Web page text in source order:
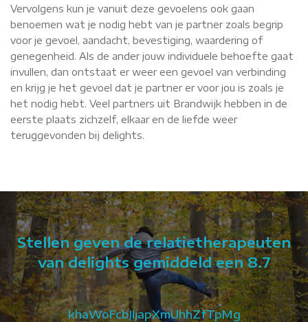
Vervolgens kun je vanuit deze gevoelens ook gaan
benoemen wat je nodig hebt van je partner zoals begrip
voor je gevoel, aandacht, bevestiging, waardering of
genegenheid. Als de ander jouw individuele behoefte gaat
invullen, dan ontstaat er weer een gevoel van verbinding
en krijg je het gevoel dat je partner er voor jou is zoals je
het nodig hebt. Veel partners uit Brandwijk hebben in de
eerste plaats zichzelf, elkaar en de liefde weer
teruggevonden bij delights.
Stellen geven de relatietherapeuten
van delights gemiddeld een 8.7
khaWoFcbJIjapXmUhhZfTpMg